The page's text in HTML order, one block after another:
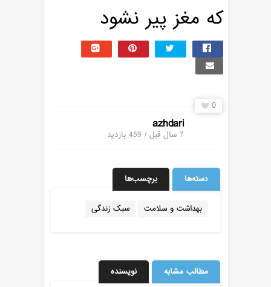
که مغز پیر نشود
0
azhdari
7 سال قبل / 459 بازدید
دسته‌ها برچسب‌ها
بهداشت و سلامت سبک زندگی
مطالب مشابه نویسنده